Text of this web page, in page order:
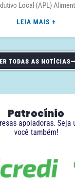
Local (APL)
LEIA MAIS +
TODAS AS NOTÍCIAS
Patrocínio
apoiadoras. Seja
você também!